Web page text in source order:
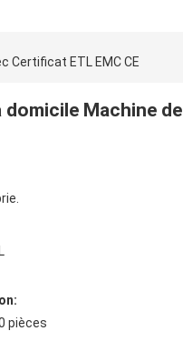
Certificat ETL EMC CE
domicile Machine de
pièces